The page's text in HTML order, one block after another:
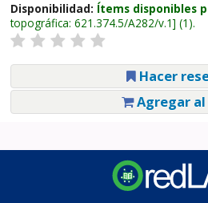
Disponibilidad: Ítems disponibles
topográfica: 621.374.5/A282/v.1 (1).
Hacer
Agregar